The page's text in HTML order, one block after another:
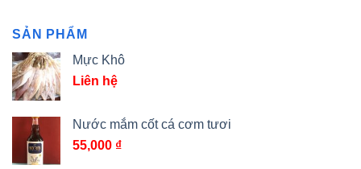
SẢN PHẨM
Mực Khô
Liên hệ
Nước mắm cốt cá cơm tươi
55,000 ₫